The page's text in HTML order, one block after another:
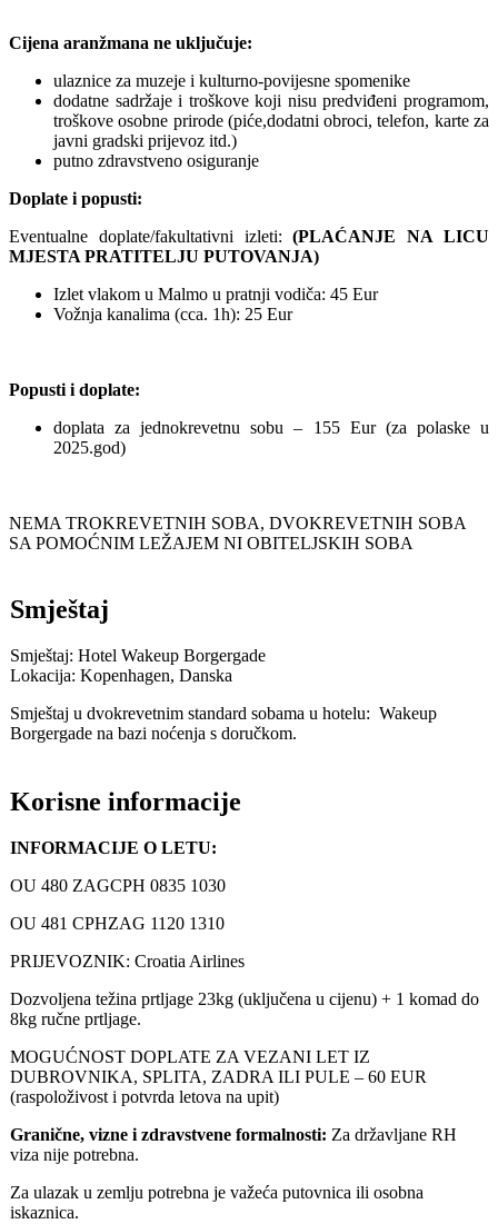
Cijena aranžmana ne uključuje:
ulaznice za muzeje i kulturno-povijesne spomenike
dodatne sadržaje i troškove koji nisu predviđeni programom,
troškove osobne prirode (piće,dodatni obroci, telefon, karte za
javni gradski prijevoz itd.)
putno zdravstveno osiguranje
Doplate i popusti:
Eventualne doplate/fakultativni izleti:(PLAĆANJE NA LICU
MJESTA PRATITELJU PUTOVANJA)
Izlet vlakom u Malmo u pratnji vodiča: 45 Eur
Vožnja kanalima (cca. 1h): 25 Eur
Popusti i doplate:
doplata za jednokrevetnu sobu – 155 Eur (za polaske u
2025.god)
NEMA TROKREVETNIH SOBA, DVOKREVETNIH SOBA
SA POMOĆNIM LEŽAJEM NI OBITELJSKIH SOBA
Smještaj
Smještaj: Hotel Wakeup Borgergade
Lokacija: Kopenhagen, Danska
Smještaj u dvokrevetnim standard sobama u hotelu: Wakeup
Borgergade na bazi noćenja s doručkom.
Korisne informacije
INFORMACIJE O LETU:
OU 480 ZAGCPH 0835 1030
OU 481 CPHZAG 1120 1310
PRIJEVOZNIK: Croatia Airlines
Dozvoljena težina prtljage 23kg (uključena u cijenu) + 1 komad do
8kg ručne prtljage.
MOGUĆNOST DOPLATE ZA VEZANI LET IZ
DUBROVNIKA, SPLITA, ZADRA ILI PULE – 60 EUR
(raspoloživost i potvrda letova na upit)
Granične, vizne i zdravstvene formalnosti: Za državljane RH
viza nije potrebna.
Za ulazak u zemlju potrebna je važeća putovnica ili osobna
iskaznica.